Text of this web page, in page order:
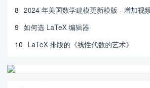
8 2024 年美国数学建模更新模版 - 增加视
9 如何选 LaTeX 编辑器
10 LaTeX 排版的《线性代数的艺术》